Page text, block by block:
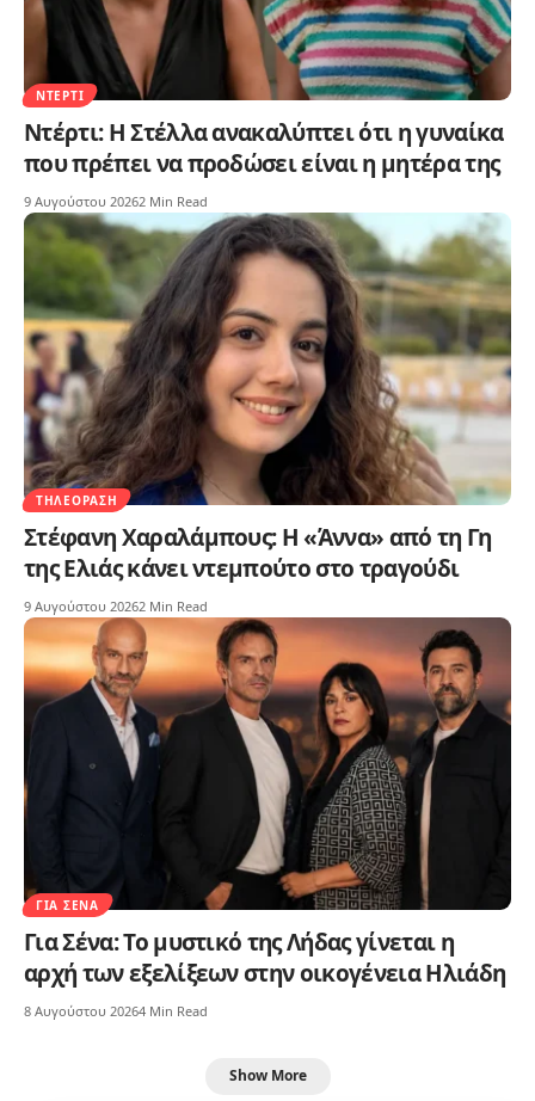
ΝΤΈΡΤΙ
Ντέρτι: Η Στέλλα ανακαλύπτει ότι η γυναίκα
που πρέπει να προδώσει είναι η μητέρα της
9 Αυγούστου 20262 Min Read
ΤΗΛΕΌΡΑΣΗ
Στέφανη Χαραλάμπους: Η «Άννα» από τη Γη
της Ελιάς κάνει ντεμπούτο στο τραγούδι
9 Αυγούστου 20262 Min Read
ΓΙΑ ΣΈΝΑ
Για Σένα: Το μυστικό της Λήδας γίνεται η
αρχή των εξελίξεων στην οικογένεια Ηλιάδη
8 Αυγούστου 20264 Min Read
Show More